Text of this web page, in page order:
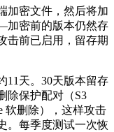
加密文件，然后将加
加密前的版本仍然存
击前已启用，留存期
11天。30天版本留存
除保护配对（S3
软删除），这样攻击
。每季度测试一次恢